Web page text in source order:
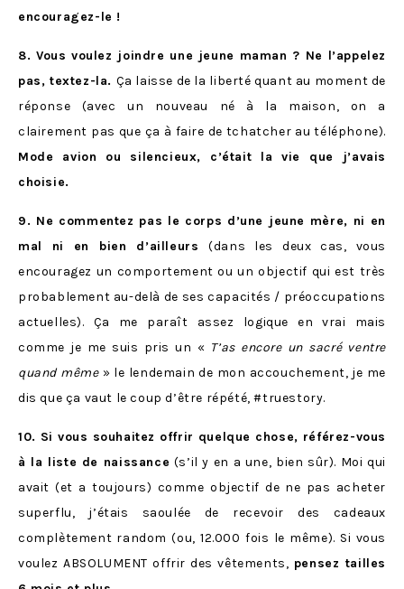
encouragez-le !
8. Vous voulez joindre une jeune maman ? Ne l’appelez
pas, textez-la. Ça laisse de la liberté quant au moment de
réponse (avec un nouveau né à la maison, on a
clairement pas que ça à faire de tchatcher au téléphone).
Mode avion ou silencieux, c’était la vie que j’avais
choisie.
9. Ne commentez pas le corps d’une jeune mère, ni en
mal ni en bien d’ailleurs(dans les deux cas, vous
encouragez un comportement ou un objectif qui est très
probablement au-delà de ses capacités / préoccupations
actuelles). Ça me paraît assez logique en vrai mais
comme je me suis pris un « T’as encore un sacré ventre
quand même» le lendemain de mon accouchement, je me
dis que ça vaut le coup d’être répété, #truestory.
10. Si vous souhaitez offrir quelque chose, référez-vous
à la liste de naissance (s’il y en a une, bien sûr). Moi qui
avait (et a toujours) comme objectif de ne pas acheter
superflu, j’étais saoulée de recevoir des cadeaux
complètement random (ou, 12.000 fois le même). Si vous
voulez ABSOLUMENT offrir des vêtements, pensez tailles